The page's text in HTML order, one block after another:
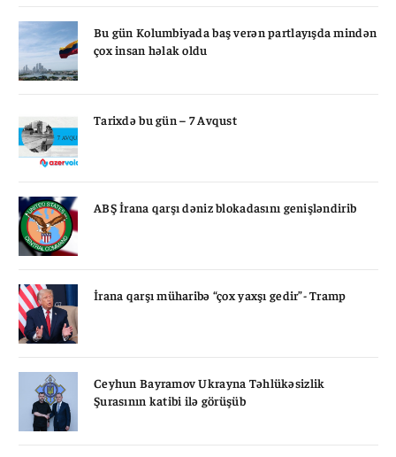
Bu gün Kolumbiyada baş verən partlayışda mindən
çox insan həlak oldu
Tarixdə bu gün – 7 Avqust
ABŞ İrana qarşı dəniz blokadasını genişləndirib
İrana qarşı müharibə “çox yaxşı gedir”- Tramp
Ceyhun Bayramov Ukrayna Təhlükəsizlik
Şurasının katibi ilə görüşüb